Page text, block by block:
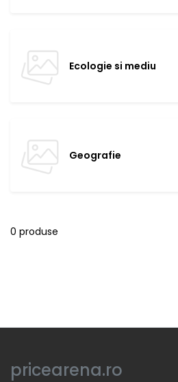
Ecologie si mediu
Geografie
0 produse
pricearena.ro